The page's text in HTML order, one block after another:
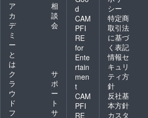
ア
カ
デ
ミ
ー
と
は
相
談
会
ク
ラ
ウ
ド
フ
サ
ポ
ー
ト
サ
d
CAM
PFI
RE
for
Ente
rtain
men
t
CAM
PFI
RE
シー
特定商
取引法
に基づ
く表記
情報セ
キュリ
ティ方
針
反社基
本方針
カスタ